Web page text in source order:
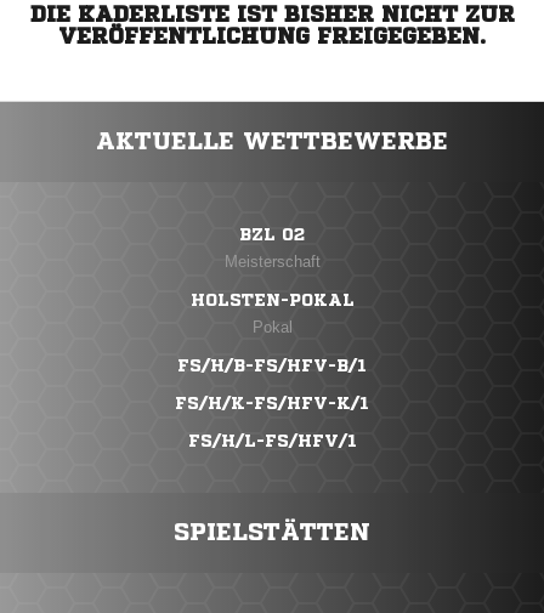
DIE KADERLISTE IST BISHER NICHT ZUR
VERÖFFENTLICHUNG FREIGEGEBEN.
AKTUELLE WETTBEWERBE
BZL 02
Meisterschaft
HOLSTEN-POKAL
Pokal
FS/H/B-FS/HFV-B/1
FS/H/K-FS/HFV-K/1
FS/H/L-FS/HFV/1
SPIELSTÄTTEN